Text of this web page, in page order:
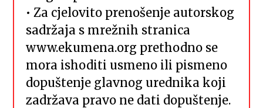
• Za cjelovito prenošenje autorskog
sadržaja s mrežnih stranica
www.ekumena.org prethodno se
mora ishoditi usmeno ili pismeno
dopuštenje glavnog urednika koji
zadržava pravo ne dati dopuštenje.